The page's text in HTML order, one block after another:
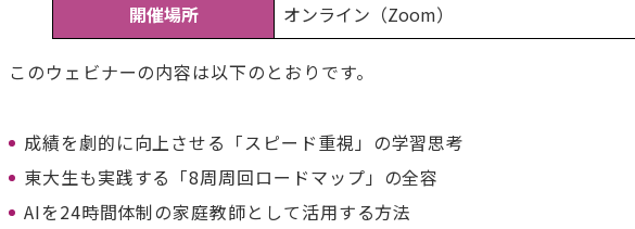
開催場所
オンライン（Zoom）
このウェビナーの内容は以下のとおりです。
成績を劇的に向上させる「スピード重視」の学習思考
東大生も実践する「8周周回ロードマップ」の全容
AIを24時間体制の家庭教師として活用する方法